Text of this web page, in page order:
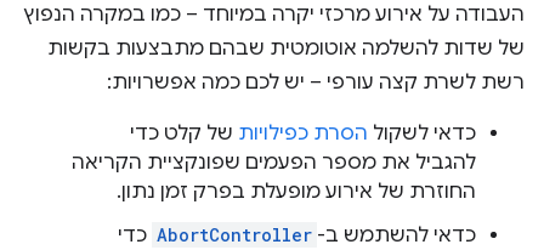
העבודה על אירוע מרכזי יקרה במיוחד – כמו במקרה הנפוץ
של שדות להשלמה אוטומטית שבהם מתבצעות בקשות
רשת לשרת קצה עורפי – יש לכם כמה אפשרויות:
כדאי לשקול הסרת כפילויות של קלט כדי
להגביל את מספר הפעמים שפונקציית הקריאה
החוזרת של אירוע מופעלת בפרק זמן נתון.
כדאי להשתמש ב- AbortController כדי